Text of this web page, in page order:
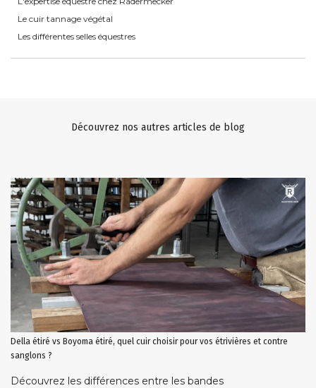
Le cuir tannage végétal
Les différentes selles équestres
Découvrez nos autres articles de blog
Della étiré vs Boyoma étiré, quel cuir choisir pour vos étrivières et contre
sanglons ?
Découvrez les différences entre les bandes